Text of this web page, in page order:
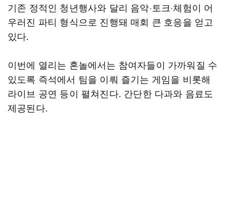
기존 정적인 청년행사와 달리 음악·토크·체험이 어
우러진 파티 형식으로 진행돼 매회 큰 호응을 얻고
있다.
이번에 열리는 혼놀에서는 참여자들이 가까워질 수
있도록 즉석에서 팀을 이뤄 즐기는 게임을 비롯해
라이브 공연 등이 펼쳐진다. 간단한 다과와 음료도
제공된다.